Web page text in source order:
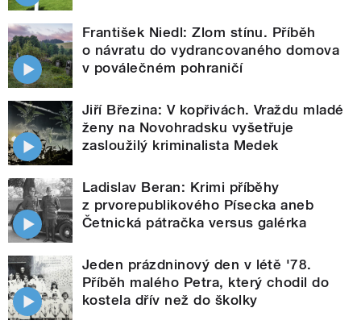
František Niedl: Zlom stínu. Příběh
o návratu do vydrancovaného domova
v poválečném pohraničí
Jiří Březina: V kopřivách. Vraždu mladé
ženy na Novohradsku vyšetřuje
zasloužilý kriminalista Medek
Ladislav Beran: Krimi příběhy
z prvorepublikového Písecka aneb
Četnická pátračka versus galérka
Jeden prázdninový den v létě '78.
Příběh malého Petra, který chodil do
kostela dřív než do školky